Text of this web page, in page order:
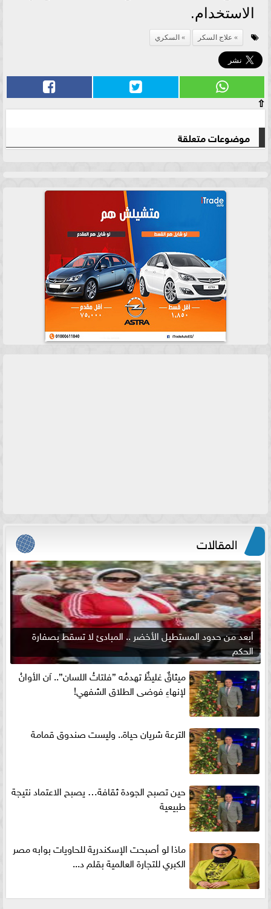
الاستخدام.
علاج السكر السكري
⇧
موضوعات متعلقة
المقالات
أبعد من حدود المستطيل الأخضر .. المبادئ لا تسقط بصفارة
الحكم
ميثاقٌ غليظٌ تهدمُه ”فلتاتُ اللسان”.. آن الأوانُ
لإنهاءِ فوضى الطلاق الشفهي!
الترعة شريان حياة.. وليست صندوق قمامة
حين تصبح الجودة ثقافة… يصبح الاعتماد نتيجة
طبيعية
ماذا لو أصبحت الإسكندرية للحاويات بوابه مصر
الكبري للتجارة العالمية بقلم د...